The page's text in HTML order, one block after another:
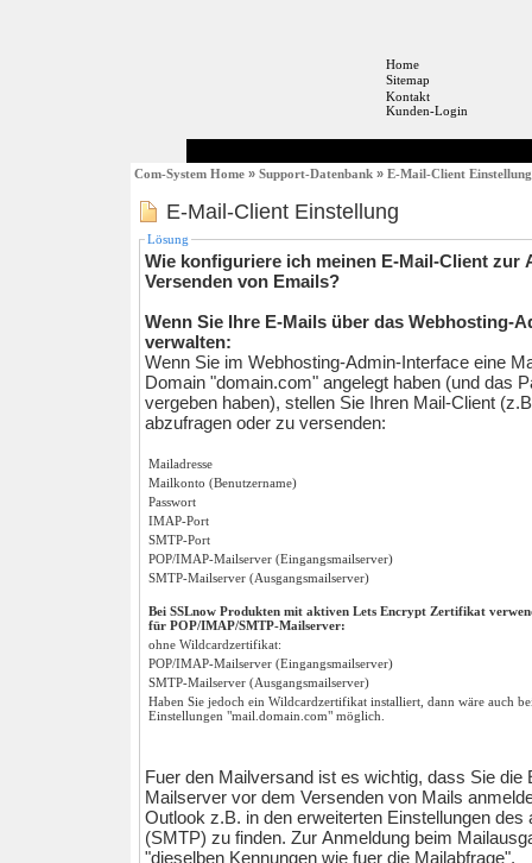
Home
Sitemap
Kontakt
Kunden-Login
Com-System Home » Support-Datenbank » E-Mail-Client Einstellung
E-Mail-Client Einstellung
Lösung
Wie konfiguriere ich meinen E-Mail-Client zur
Versenden von Emails?
Wenn Sie Ihre E-Mails über das Webhosting-
verwalten:
Wenn Sie im Webhosting-Admin-Interface eine
Domain "domain.com" angelegt haben (und das
vergeben haben), stellen Sie Ihren Mail-Client
abzufragen oder zu versenden:
Mailadresse
Mailkonto (Benutzername)
Passwort
IMAP-Port
SMTP-Port
POP/IMAP-Mailserver (Eingangsmailserver)
SMTP-Mailserver (Ausgangsmailserver)
Bei SSLnow Produkten mit aktiven Lets Encrypt Zertifikat
für POP/IMAP/SMTP-Mailserver:
ohne Wildcardzertifikat:
POP/IMAP-Mailserver (Eingangsmailserver)
SMTP-Mailserver (Ausgangsmailserver)
Haben Sie jedoch ein Wildcardzertifikat installiert, dann wäre auch
Einstellungen "mail.domain.com" möglich.
Fuer den Mailversand ist es wichtig, dass Sie die
Mailserver vor dem Versenden von Mails
Outlook z.B. in den erweiterten Einstellungen
(SMTP) zu finden. Zur Anmeldung beim
"dieselben Kennungen wie fuer die Mailabfrage".